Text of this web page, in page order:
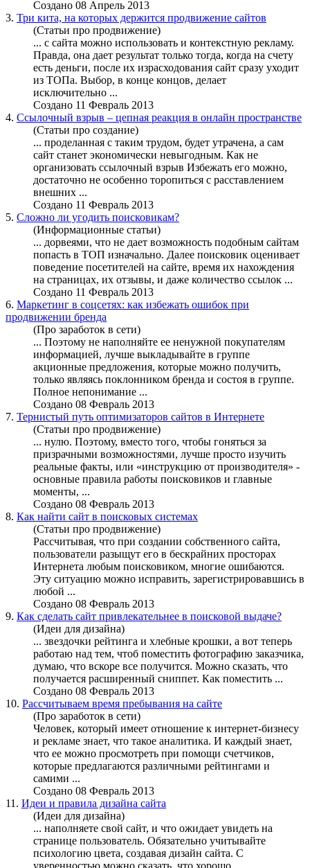
Создано 08 Апрель 2013
3. Три кита, на которых держится продвижение сайтов
(Статьи про продвижение)
... с сайта можно использовать и контекстную рекламу.
Правда, она дает результат только тогда, когда на счету
есть деньги, после их израсходования сайт сразу уходит
из ТОПа. Выбор, в конце концов, делает
исключительно ...
Создано 11 Февраль 2013
4. Ссылочный взрыв – цепная реакция в онлайн пространстве
(Статьи про создание)
... проделанная с таким трудом, будет утрачена, а сам
сайт станет экономически невыгодным. Как не
организовать ссылочный взрыв Избежать его можно,
достаточно не особенно торопиться с расставлением
внешних ...
Создано 11 Февраль 2013
5. Сложно ли угодить поисковикам?
(Информационные статьи)
... дорвеями, что не дает возможность подобным сайтам
попасть в ТОП изначально. Далее поисковик оценивает
поведение посетителей на сайте, время их нахождения
на страницах, их отзывы, и даже количество ссылок ...
Создано 11 Февраль 2013
6. Маркетинг в соцсетях: как избежать ошибок при
продвижении бренда
(Про заработок в сети)
... Поэтому не наполняйте ее ненужной покупателям
информацией, лучше выкладывайте в группе
акционные предложения, которые можно получить,
только являясь поклонником бренда и состоя в группе.
Полное непонимание ...
Создано 08 Февраль 2013
7. Тернистый путь оптимизаторов сайтов в Интернете
(Статьи про продвижение)
... нулю. Поэтому, вместо того, чтобы гоняться за
призрачными возможностями, лучше просто изучить
реальные факты, или «инструкцию от производителя» -
основные правила работы поисковиков и главные
моменты, ...
Создано 08 Февраль 2013
8. Как найти сайт в поисковых системах
(Статьи про продвижение)
Рассчитывая, что при создании собственного сайта,
пользователи разыщут его в бескрайних просторах
Интернета любым поисковиком, многие ошибаются.
Эту ситуацию можно исправить, зарегистрировавшись в
любой ...
Создано 08 Февраль 2013
9. Как сделать сайт привлекательнее в поисковой выдаче?
(Идеи для дизайна)
... звездочки рейтинга и хлебные крошки, а вот теперь
работаю над тем, чтоб поместить фотографию заказчика,
думаю, что вскоре все получится. Можно сказать, что
получается расширенный сниппет. Как поместить ...
Создано 08 Февраль 2013
10. Рассчитываем время пребывания на сайте
(Про заработок в сети)
Человек, который имеет отношение к интернет-бизнесу
и рекламе знает, что такое аналитика. И каждый знает,
что ее можно просмотреть при помощи счетчиков,
которые предлагаются различными рейтингами и
самими ...
Создано 08 Февраль 2013
11. Идеи и правила дизайна сайта
(Идеи для дизайна)
... наполняете свой сайт, и что ожидает увидеть на
странице пользователь. Обязательно учитывайте
психологию цвета, создавая дизайн сайта. С
уверенностью можно сказать, что хорошо